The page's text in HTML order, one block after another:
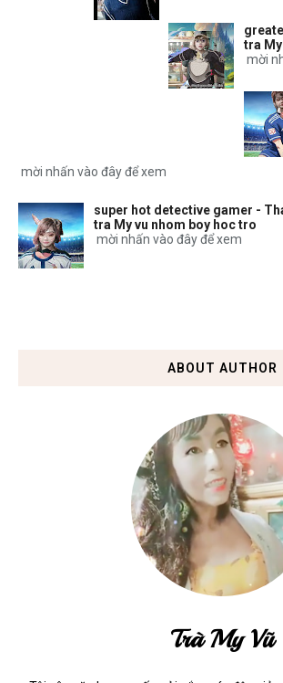
tra
mời
mời nhấn vào đây để xem
super hot detective gamer -
tra My vu nhom boy hoc tro
mời nhấn vào đây để xem
ABOUT AUTHOR
Trà My Vũ